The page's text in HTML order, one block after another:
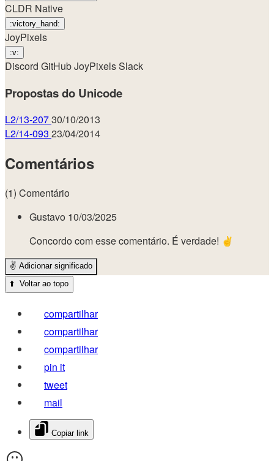
CLDR Native
:victory_hand:
JoyPixels
:v:
Discord GitHubJoyPixelsSlack
Propostas do Unicode
L2/13-20730/10/2013
L2/14-093 23/04/2014
Comentários
(1) Comentário
Gustavo 10/03/2025
Concordo com esse comentário. É verdade! ✌️
✌️ Adicionar significado
⬆️ Voltar ao topo
compartilhar
compartilhar
compartilhar
pin it
tweet
mail
Copiar link